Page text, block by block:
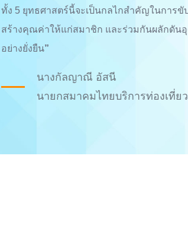
ทั้ง 5 ยุทธศาสตร์นี้จะเป็นกลไกสำคัญในการ
สร้างคุณค่าให้แก่สมาชิก และร่วมกันผลักดัน
อย่างยั่งยืน”
นางกัลญาณี อัสนี
นายกสมาคมไทยบริการท่องเที่ยว